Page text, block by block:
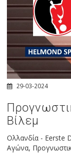
29-03-2024
Βίλεμ
Ολλανδία - Eerste
Αγώνα,